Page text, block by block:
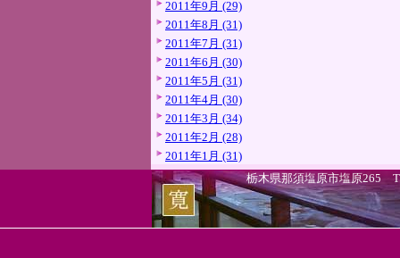
2011年9月 (29)
2011年8月 (31)
2011年7月 (31)
2011年6月 (30)
2011年5月 (31)
2011年4月 (30)
2011年3月 (34)
2011年2月 (28)
2011年1月 (31)
栃木県那須塩原市塩原265